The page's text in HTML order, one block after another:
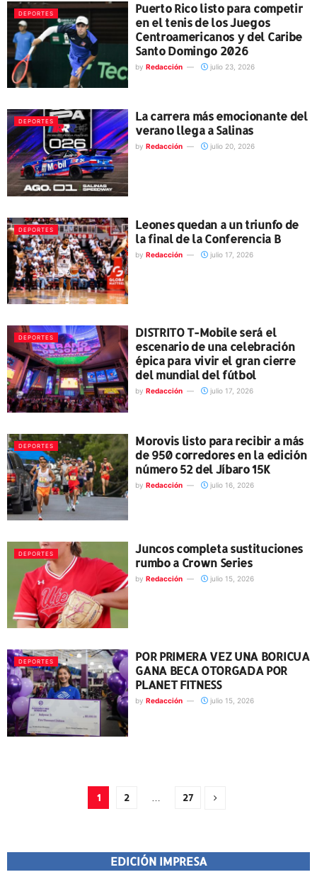
DEPORTES
Puerto Rico listo para competir
en el tenis de los Juegos
Centroamericanos y del Caribe
Santo Domingo 2026
by Redacción julio 23, 2026
DEPORTES
La carrera más emocionante del
verano llega a Salinas
by Redacción julio 20, 2026
DEPORTES
Leones quedan a un triunfo de
la final de la Conferencia B
by Redacción julio 17, 2026
DEPORTES
DISTRITO T-Mobile será el
escenario de una celebración
épica para vivir el gran cierre
del mundial del fútbol
by Redacción julio 17, 2026
DEPORTES
Morovis listo para recibir a más
de 950 corredores en la edición
número 52 del Jíbaro 15K
by Redacción julio 16, 2026
DEPORTES
Juncos completa sustituciones
rumbo a Crown Series
by Redacción julio 15, 2026
DEPORTES
POR PRIMERA VEZ UNA BORICUA
GANA BECA OTORGADA POR
PLANET FITNESS
by Redacción julio 15, 2026
1 2 27
EDICIÓN IMPRESA